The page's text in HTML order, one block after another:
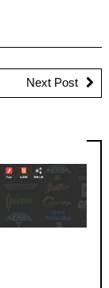
Next Post